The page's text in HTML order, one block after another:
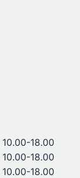
10.00-18.00
10.00-18.00
10.00-18.00